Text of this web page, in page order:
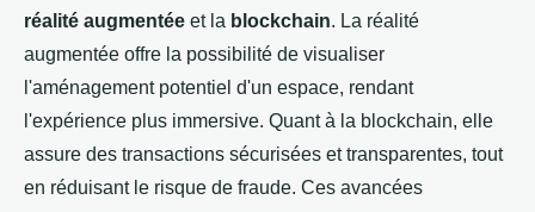
réalité augmentée et la blockchain. La réalité
augmentée offre la possibilité de visualiser
l'aménagement potentiel d'un espace, rendant
l'expérience plus immersive. Quant à la blockchain, elle
assure des transactions sécurisées et transparentes, tout
en réduisant le risque de fraude. Ces avancées